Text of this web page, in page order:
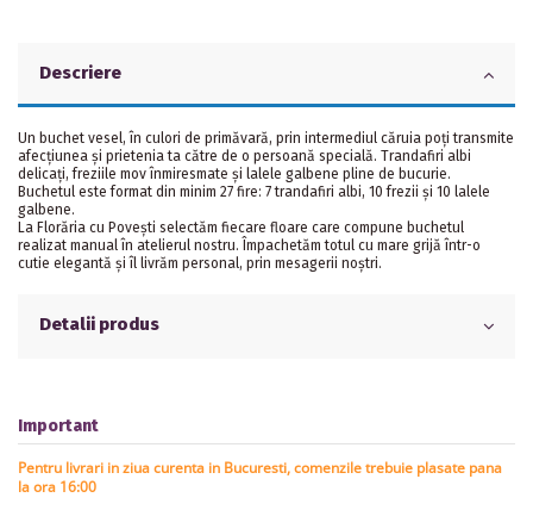
Descriere
Un buchet vesel, în culori de primăvară, prin intermediul căruia poţi transmite
afecţiunea şi prietenia ta către de o persoană specială. Trandafiri albi
delicaţi, freziile mov înmiresmate şi lalele galbene pline de bucurie.
Buchetul este format din minim 27 fire: 7 trandafiri albi, 10 frezii şi 10 lalele
galbene.
La Florăria cu Poveşti selectăm fiecare floare care compune buchetul
realizat manual în atelierul nostru. Împachetăm totul cu mare grijă într-o
cutie elegantă şi îl livrăm personal, prin mesagerii noştri.
Detalii produs
Important
Pentru livrari in ziua curenta in Bucuresti, comenzile trebuie plasate pana
la ora 16:00